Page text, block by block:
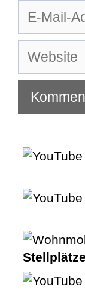
E-
Adresse
Website
Stellplätze